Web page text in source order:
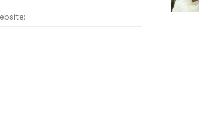
Website: